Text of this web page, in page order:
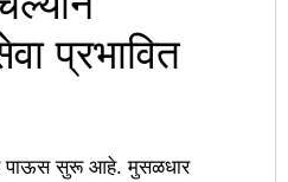
प्रभावित
पाऊस सुरू आहे. मुसळधार